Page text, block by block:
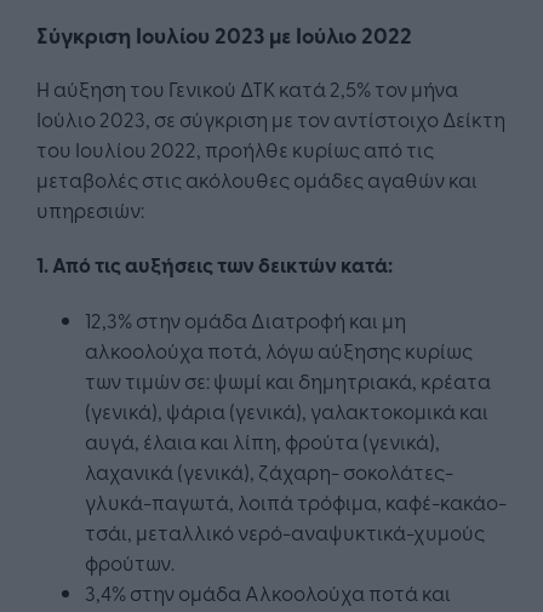
Σύγκριση Ιουλίου 2023 με Ιούλιο 2022
Η αύξηση του Γενικού ΔΤΚ κατά 2,5% τον μήνα
Ιούλιο 2023, σε σύγκριση με τον αντίστοιχο Δείκτη
του Ιουλίου 2022, προήλθε κυρίως από τις
μεταβολές στις ακόλουθες ομάδες αγαθών και
υπηρεσιών:
1. Από τις αυξήσεις των δεικτών κατά:
12,3% στην ομάδα Διατροφή και μη
αλκοολούχα ποτά, λόγω αύξησης κυρίως
των τιμών σε: ψωμί και δημητριακά, κρέατα
(γενικά), ψάρια (γενικά), γαλακτοκομικά και
αυγά, έλαια και λίπη, φρούτα (γενικά),
λαχανικά (γενικά), ζάχαρη- σοκολάτες-
γλυκά-παγωτά, λοιπά τρόφιμα, καφέ-κακάο-
τσάι, μεταλλικό νερό-αναψυκτικά-χυμούς
φρούτων.
3,4% στην ομάδα Αλκοολούχα ποτά και